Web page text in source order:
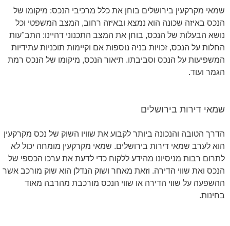
שמאי מקרקעין בירושלים בוחן את כלל מרכיבי הנכס: מיקומו של
הנכס באיזה שכונה הוא נמצא ובאיזה רחוב, המצב המשפטי וכל
נושא הבעלות של הנכס, בוחן את המצב התכנוני דהיינו: התב"עות
החלות על הנכס, זכויות בניה נוספות אם וקיימות תוכניות עתידיות
המשפיעות על הנכס וסביבתו. תיאור הנכס, מיקומו של הנכס רמת
הגמר ועוד.
שמאי דירות בירושלים
הדרך הטובה והנכונה ביותר לקבוע את שוויו השוק של נכס מקרקעין
הוא לערב שמאי דירות בירושלים. שמאי מקרקעין מומחה יכול לא
לתרום רבות מניסיונו מהידע ללקוח כדי לדעת את ערכו הכספי של
הנכס ואת שווי הדירה. וזאת מאחר ושוק הנדלן הוא שוק מורכב אשר
ההשפעה על שווי הדירה או שווי הנכס מורכבת מהרבה מאוד
בחינות.